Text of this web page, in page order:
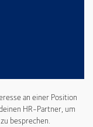
an einer Position
HR-Partner, um
besprechen.